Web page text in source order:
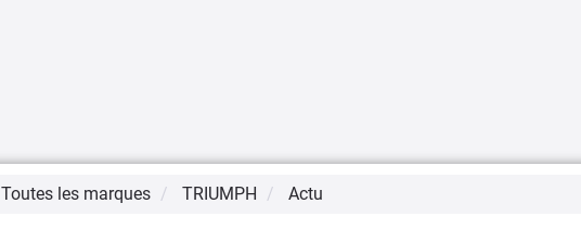
Toutes les marques TRIUMPH Actu